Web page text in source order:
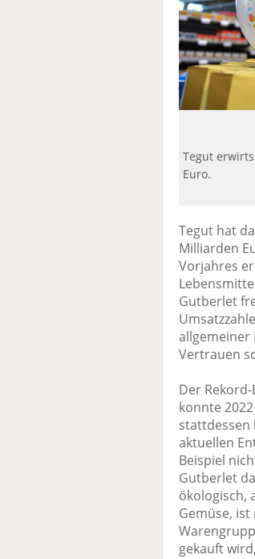
Tegut
Euro.
Tegut hat
Milliarden
Vorjahres
Gutberlet
allgemeiner
Vertrauen
Der
konnte
stattdessen
aktuellen
Beispiel
Gutberlet
ökologisch,
Gemüse,
gekauft